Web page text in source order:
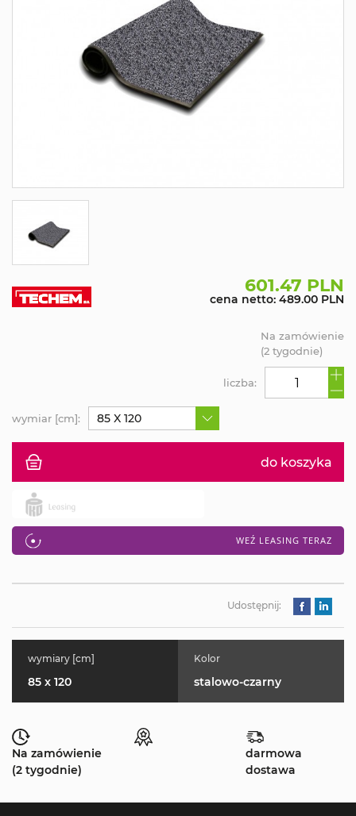
601.47 PLN
cena netto: 489.00 PLN
do koszyka
WEŹ LEASING TERAZ
liczba:
Na zamówienie
(2 tygodnie)
wymiar [cm]: 85 X 120
Udostępnij:
wymiary [cm]
85 x 120
Kolor
stalowo-czarny
Na zamówienie
(2 tygodnie)
darmowa
dostawa